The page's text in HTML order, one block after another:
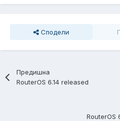
Сподели
Предишна
RouterOS 6.14 released
RouterOS